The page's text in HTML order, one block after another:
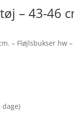
– 43-46
– Fløjlsbukser hw
dage)